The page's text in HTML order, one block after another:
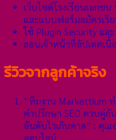
เว็บไซต์โรงเรียนเอกช
และแบบฟอร์มสมัครเรี
ใช้ Plugin Security แล
สอนเจ้าหน้าที่อัปเดตเนื้
รีวิวจากลูกค้าจริง
“ทีมงาน Markettium ท
คำปรึกษา SEO ควบคู่กั
อันดับไวเกินคาด” : คุณ
ออนไลน์